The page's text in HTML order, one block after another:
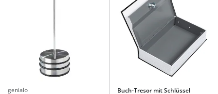
genialo Buch-Tresor mit Schlüssel